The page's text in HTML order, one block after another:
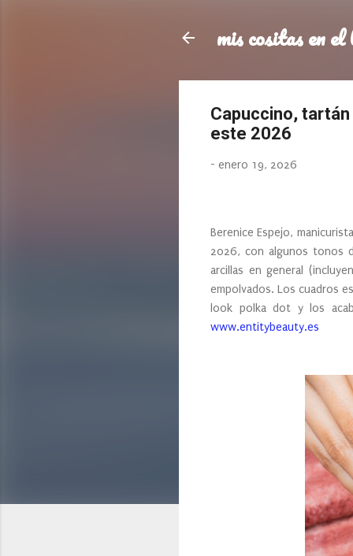
mis cositas en el
Capuccino,
este 2026
- enero 19, 2026
Berenice Espejo,
2026, con algunos tonos
arcillas en general
empolvados. Los cuadros
look polka dot y los
www.entitybeauty.es